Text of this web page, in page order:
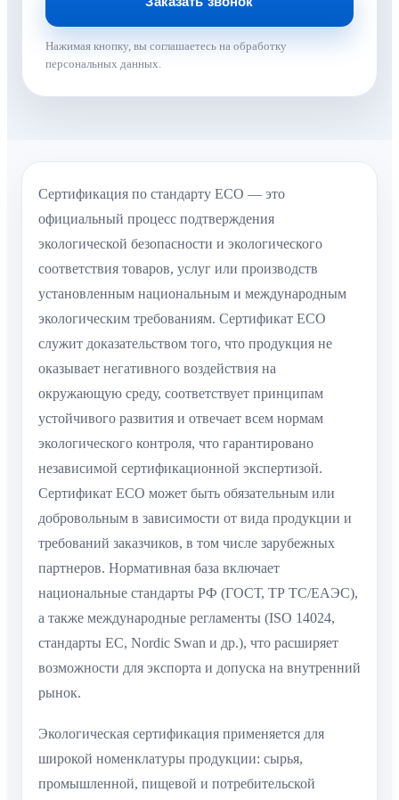
Нажимая кнопку, вы соглашаетесь на обработку
персональных данных.
Сертификация по стандарту ECO — это
официальный процесс подтверждения
экологической безопасности и экологического
соответствия товаров, услуг или производств
установленным национальным и международным
экологическим требованиям. Сертификат ECO
служит доказательством того, что продукция не
оказывает негативного воздействия на
окружающую среду, соответствует принципам
устойчивого развития и отвечает всем нормам
экологического контроля, что гарантировано
независимой сертификационной экспертизой.
Сертификат ECO может быть обязательным или
добровольным в зависимости от вида продукции и
требований заказчиков, в том числе зарубежных
партнеров. Нормативная база включает
национальные стандарты РФ (ГОСТ, ТР ТС/ЕАЭС),
а также международные регламенты (ISO 14024,
стандарты ЕС, Nordic Swan и др.), что расширяет
возможности для экспорта и допуска на внутренний
рынок.
Экологическая сертификация применяется для
широкой номенклатуры продукции: сырья,
промышленной, пищевой и потребительской